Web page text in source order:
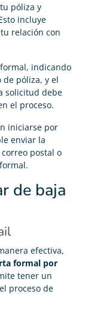
póliza y
incluye
relación con
indicando
póliza, y el
solicitud debe
el proceso.
iniciarse por
enviar la
postal o
de baja
efectiva,
formal por
tener un
proceso de